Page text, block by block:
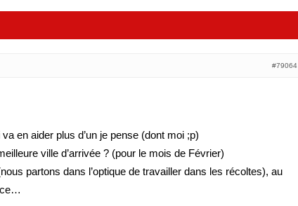
#79064
en aider plus d’un je pense (dont moi ;p)
ville d’arrivée ? (pour le mois de Février)
partons dans l’optique de travailler dans les récoltes), au